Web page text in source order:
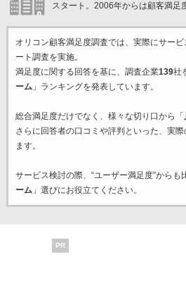
スタート。2006年からは顧客満足
オリコン顧客満足度調査では、実際にサー
ート調査を実施。
満足度に関する回答を基に、調査企業139社
ーム」ランキングを発表しています。
総合満足度だけでなく、様々な切り口から「
さらに回答者の口コミや評判といった、実
ます。
サービス検討の際、“ユーザー満足度”からも
ーム」選びにお役立てください。
PR